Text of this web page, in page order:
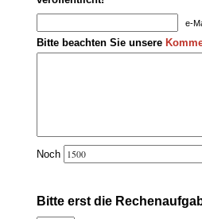
e-
Bitte beachten Sie unsere
Noch
Bitte erst die